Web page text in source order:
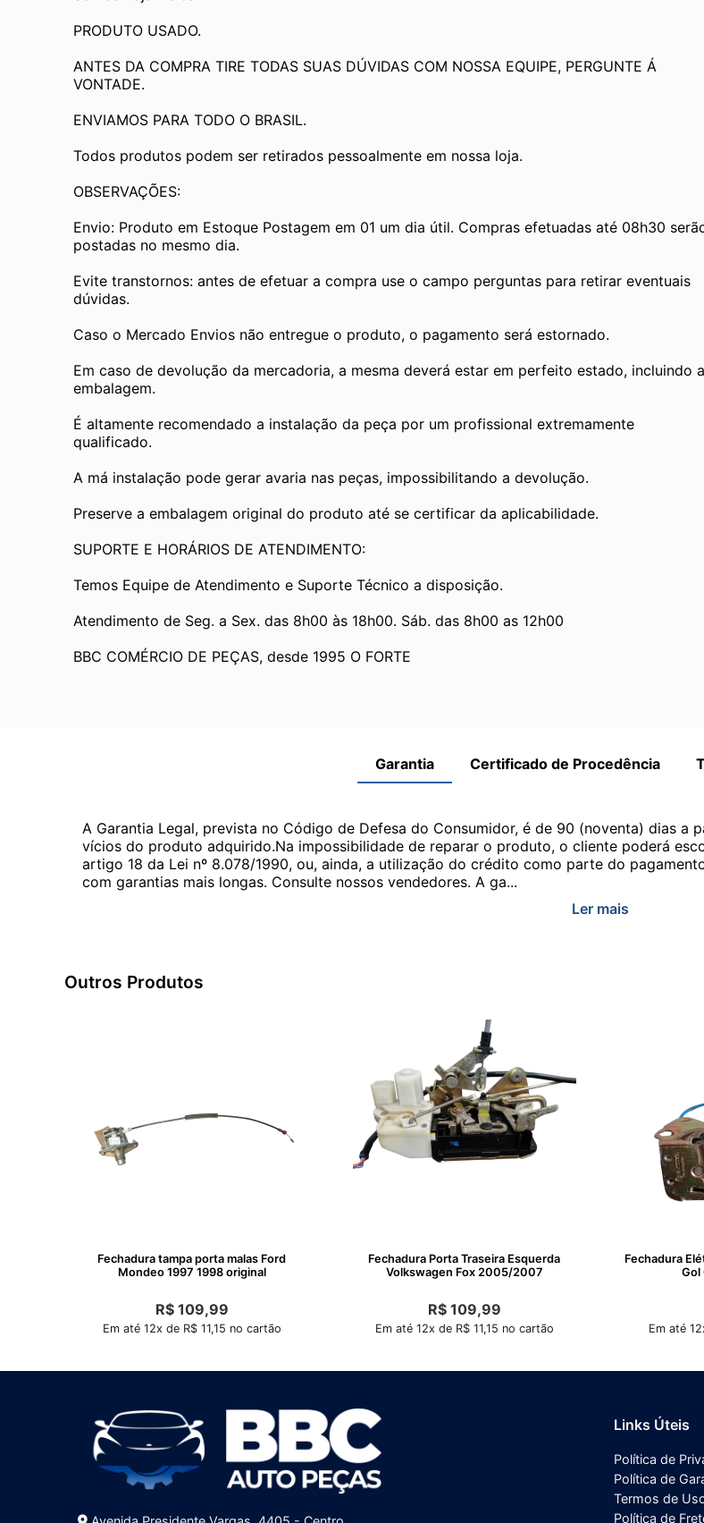
PRODUTO USADO.
ANTES DA COMPRA TIRE TODAS SUAS DÚVIDAS COM NOSSA EQUIPE, PERGUNTE Á
VONTADE.
ENVIAMOS PARA TODO O BRASIL.
Todos produtos podem ser retirados pessoalmente em nossa loja.
OBSERVAÇÕES:
Envio: Produto em Estoque Postagem em 01 um dia útil. Compras efetuadas até 08h30
postadas no mesmo dia.
Evite transtornos: antes de efetuar a compra use o campo perguntas para retirar eventuais
dúvidas.
Caso o Mercado Envios não entregue o produto, o pagamento será estornado.
Em caso de devolução da mercadoria, a mesma deverá estar em perfeito estado, incluindo a
embalagem.
É altamente recomendado a instalação da peça por um profissional extremamente
qualificado.
A má instalação pode gerar avaria nas peças, impossibilitando a devolução.
Preserve a embalagem original do produto até se certificar da aplicabilidade.
SUPORTE E HORÁRIOS DE ATENDIMENTO:
Temos Equipe de Atendimento e Suporte Técnico a disposição.
Atendimento de Seg. a Sex. das 8h00 às 18h00. Sáb. das 8h00 as 12h00
BBC COMÉRCIO DE PEÇAS, desde 1995 O FORTE
Garantia Certificado de Procedência
A Garantia Legal, prevista no Código de Defesa do Consumidor, é de 90 (noventa) dias
vícios do produto adquirido.Na impossibilidade de reparar o produto, o cliente poderá
artigo 18 da Lei nº 8.078/1990, ou, ainda, a utilização do crédito como parte do
com garantias mais longas. Consulte nossos vendedores. A ga...
Ler mais
Outros Produtos
Fechadura tampa porta malas Ford
Mondeo 1997 1998 original
R$109,99
Em até 12x de R$ 11,15 no cartão
Fechadura Porta Traseira Esquerda
Volkswagen Fox 2005/2007
R$109,99
Em até 12x de R$ 11,15 no cartão
Fechadura
Gol
Em até
Links Úteis
Política de
Política de
Termos de
Política de